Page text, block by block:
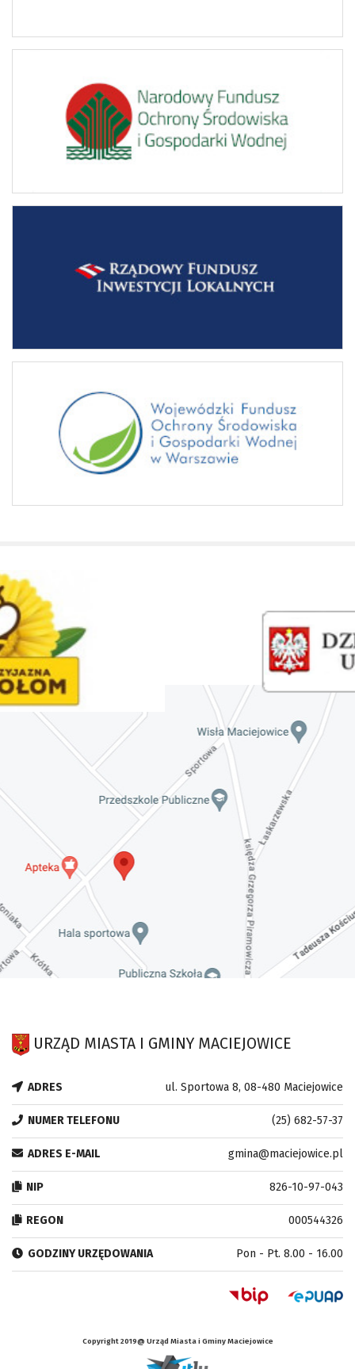
URZĄD MIASTA I GMINY MACIEJOWICE
ADRES ul. Sportowa 8, 08-480 Maciejowice
NUMER TELEFONU (25) 682-57-37
ADRES E-MAIL gmina@maciejowice.pl
NIP 826-10-97-043
REGON 000544326
GODZINY URZĘDOWANIA Pon - Pt. 8.00 - 16.00
Copyright 2019@ Urząd Miasta i Gminy Maciejowice